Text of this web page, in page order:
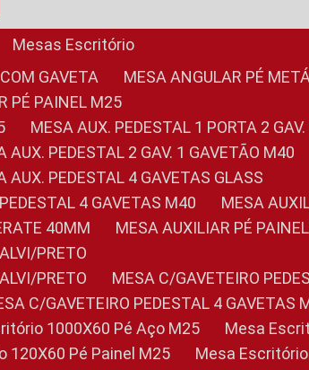
Mesas Escritório
COM GAVETA
MESA ANGULAR PÉ
PÉ PAINEL M25
MESA AUX. PEDESTAL 1 PORTA 2
AUX. PEDESTAL 2 GAV. 1 GAVETÃO M40
AUX. PEDESTAL 4 GAVETAS GLASS
PEDESTAL 4 GAVETAS M40
MESA
40MM
MESA AUXILIAR PÉ
PRETO
PRETO
MESA C/GAVETEIRO
C/GAVETEIRO PEDESTAL 4 GAVETAS
1000X60 Pé Aço M25
Mesa
120X60 Pé Painel M25
Mesa